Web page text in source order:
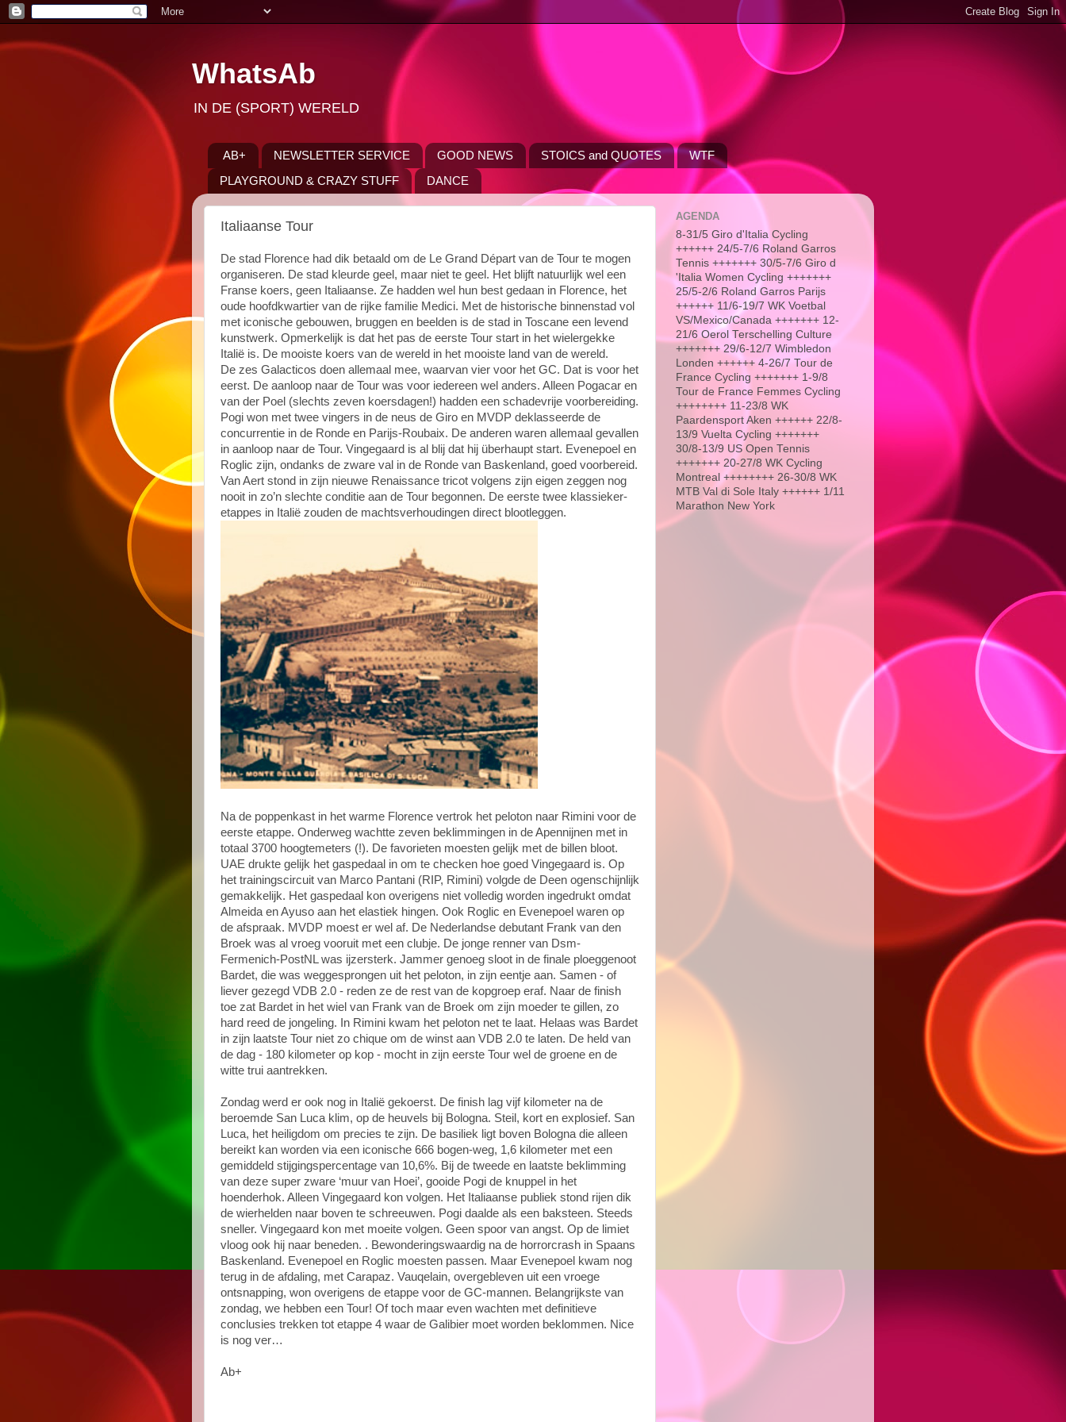
WhatsAb
IN DE (SPORT) WERELD
AB+ NEWSLETTER SERVICE GOOD NEWS STOICS and QUOTES
WTF
PLAYGROUND & CRAZY STUFF
DANCE
Italiaanse Tour
De stad Florence had dik betaald om de Le Grand Départ van de Tour te mogen
organiseren. De stad kleurde geel, maar niet te geel. Het blijft natuurlijk wel een
Franse koers, geen Italiaanse. Ze hadden wel hun best gedaan in Florence, het
oude hoofdkwartier van de rijke familie Medici. Met de historische binnenstad vol
met iconische gebouwen, bruggen en beelden is de stad in Toscane een levend
kunstwerk. Opmerkelijk is dat het pas de eerste Tour start in het wielergekke
Italië is. De mooiste koers van de wereld in het mooiste land van de wereld.
De zes Galacticos doen allemaal mee, waarvan vier voor het GC. Dat is voor het
eerst. De aanloop naar de Tour was voor iedereen wel anders. Alleen Pogacar en
van der Poel (slechts zeven koersdagen!) hadden een schadevrije voorbereiding.
Pogi won met twee vingers in de neus de Giro en MVDP deklasseerde de
concurrentie in de Ronde en Parijs-Roubaix. De anderen waren allemaal gevallen
in aanloop naar de Tour. Vingegaard is al blij dat hij überhaupt start. Evenepoel en
Roglic zijn, ondanks de zware val in de Ronde van Baskenland, goed voorbereid.
Van Aert stond in zijn nieuwe Renaissance tricot volgens zijn eigen zeggen nog
nooit in zo’n slechte conditie aan de Tour begonnen. De eerste twee klassieker-
etappes in Italië zouden de machtsverhoudingen direct blootleggen.
Na de poppenkast in het warme Florence vertrok het peloton naar Rimini voor de
eerste etappe. Onderweg wachtte zeven beklimmingen in de Apennijnen met in
totaal 3700 hoogtemeters (!). De favorieten moesten gelijk met de billen bloot.
UAE drukte gelijk het gaspedaal in om te checken hoe goed Vingegaard is. Op
het trainingscircuit van Marco Pantani (RIP, Rimini) volgde de Deen ogenschijnlijk
gemakkelijk. Het gaspedaal kon overigens niet volledig worden ingedrukt omdat
Almeida en Ayuso aan het elastiek hingen. Ook Roglic en Evenepoel waren op
de afspraak. MVDP moest er wel af. De Nederlandse debutant Frank van den
Broek was al vroeg vooruit met een clubje. De jonge renner van Dsm-
Fermenich-PostNL was ijzersterk. Jammer genoeg sloot in de finale ploeggenoot
Bardet, die was weggesprongen uit het peloton, in zijn eentje aan. Samen - of
liever gezegd VDB 2.0 - reden ze de rest van de kopgroep eraf. Naar de finish
toe zat Bardet in het wiel van Frank van de Broek om zijn moeder te gillen, zo
hard reed de jongeling. In Rimini kwam het peloton net te laat. Helaas was Bardet
in zijn laatste Tour niet zo chique om de winst aan VDB 2.0 te laten. De held van
de dag - 180 kilometer op kop - mocht in zijn eerste Tour wel de groene en de
witte trui aantrekken.
Zondag werd er ook nog in Italië gekoerst. De finish lag vijf kilometer na de
beroemde San Luca klim, op de heuvels bij Bologna. Steil, kort en explosief. San
Luca, het heiligdom om precies te zijn. De basiliek ligt boven Bologna die alleen
bereikt kan worden via een iconische 666 bogen-weg, 1,6 kilometer met een
gemiddeld stijgingspercentage van 10,6%. Bij de tweede en laatste beklimming
van deze super zware ‘muur van Hoei’, gooide Pogi de knuppel in het
hoenderhok. Alleen Vingegaard kon volgen. Het Italiaanse publiek stond rijen dik
de wierhelden naar boven te schreeuwen. Pogi daalde als een baksteen. Steeds
sneller. Vingegaard kon met moeite volgen. Geen spoor van angst. Op de limiet
vloog ook hij naar beneden. . Bewonderingswaardig na de horrorcrash in Spaans
Baskenland. Evenepoel en Roglic moesten passen. Maar Evenepoel kwam nog
terug in de afdaling, met Carapaz. Vauqelain, overgebleven uit een vroege
ontsnapping, won overigens de etappe voor de GC-mannen. Belangrijkste van
zondag, we hebben een Tour! Of toch maar even wachten met definitieve
conclusies trekken tot etappe 4 waar de Galibier moet worden beklommen. Nice
is nog ver…
Ab+
AGENDA
8-31/5 Giro d'Italia Cycling
++++++ 24/5-7/6 Roland Garros
Tennis +++++++ 30/5-7/6 Giro d
'Italia Women Cycling +++++++
25/5-2/6 Roland Garros Parijs
++++++ 11/6-19/7 WK Voetbal
VS/Mexico/Canada +++++++ 12-
21/6 Oerol Terschelling Culture
+++++++ 29/6-12/7 Wimbledon
Londen ++++++ 4-26/7 Tour de
France Cycling +++++++ 1-9/8
Tour de France Femmes Cycling
++++++++ 11-23/8 WK
Paardensport Aken ++++++ 22/8-
13/9 Vuelta Cycling +++++++
30/8-13/9 US Open Tennis
+++++++ 20-27/8 WK Cycling
Montreal ++++++++ 26-30/8 WK
MTB Val di Sole Italy ++++++ 1/11
Marathon New York